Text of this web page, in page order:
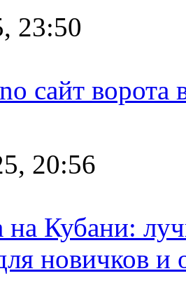
23:50
сайт
20:56
на Кубани:
новичков